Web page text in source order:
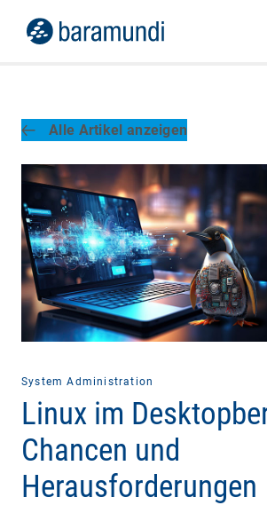
Alle Artikel anzeigen
System Administration
Linux im
Chancen und
Herausforderungen